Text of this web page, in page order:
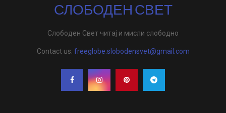
СЛОБОДЕН СВЕТ
Слободен Свет читај и мисли слободно
Contact us: freeglobe.slobodensvet@gmail.com